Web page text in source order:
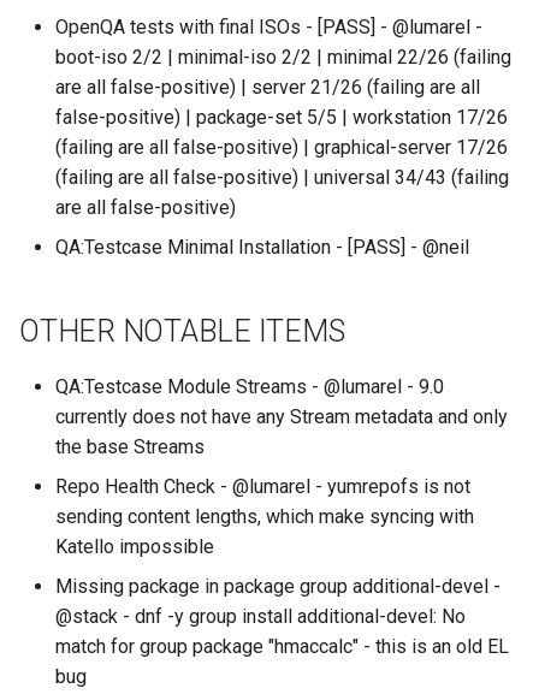
OpenQA tests with final ISOs - [PASS] - @lumarel -
boot-iso 2/2 | minimal-iso 2/2 | minimal 22/26 (failing
are all false-positive) | server 21/26 (failing are all
false-positive) | package-set 5/5 | workstation 17/26
(failing are all false-positive) | graphical-server 17/26
(failing are all false-positive) | universal 34/43 (failing
are all false-positive)
QA:Testcase Minimal Installation - [PASS] - @neil
OTHER NOTABLE ITEMS
QA:Testcase Module Streams - @lumarel - 9.0
currently does not have any Stream metadata and only
the base Streams
Repo Health Check - @lumarel - yumrepofs is not
sending content lengths, which make syncing with
Katello impossible
Missing package in package group additional-devel -
@stack - dnf -y group install additional-devel: No
match for group package "hmaccalc" - this is an old EL
bug